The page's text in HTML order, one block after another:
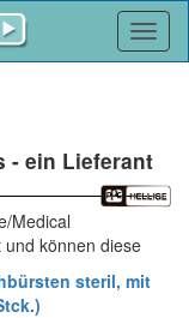
- ein Lieferant
Medical
können diese
steril, mit